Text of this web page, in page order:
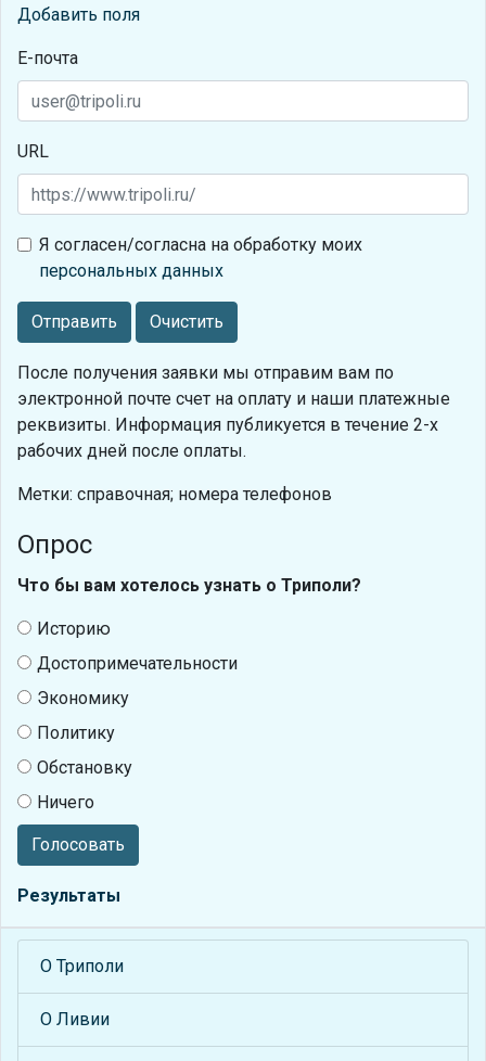
Добавить поля
Е-почта
URL
Я согласен/согласна на обработку моих
персональных данных
Отправить Очистить
После получения заявки мы отправим вам по
электронной почте счет на оплату и наши платежные
реквизиты. Информация публикуется в течение 2-х
рабочих дней после оплаты.
Метки: справочная; номера телефонов
Опрос
Что бы вам хотелось узнать о Триполи?
Историю
Достопримечательности
Экономику
Политику
Обстановку
Ничего
Голосовать
Результаты
О Триполи
О Ливии